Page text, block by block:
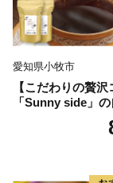
愛知県小牧市
【こだわりの贅沢
「Sunny side」の
琲こまきブレンド